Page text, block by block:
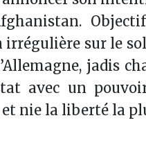
sur le
jadis
avec un
nie la liberté la